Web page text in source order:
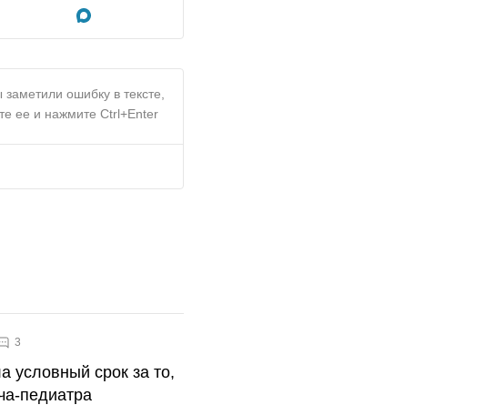
ошибку в тексте,
ее и нажмите Ctrl+Enter
3
условный срок за то,
педиатра